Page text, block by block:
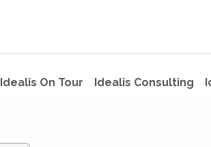
Idealis On Tour Idealis Consulting